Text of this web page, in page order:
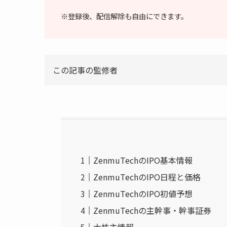
※登録後、配信解除も自由にできます。
この記事の監修者
ZenmuTechのIPO基本情報
ZenmuTechのIPO日程と価格
ZenmuTechのIPO初値予想
ZenmuTechの主幹事・幹事証券